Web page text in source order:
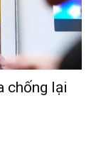
chống lại